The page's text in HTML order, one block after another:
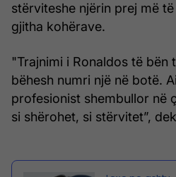
stërviteshe njërin prej më
gjitha kohërave.
"Trajnimi i Ronaldos të bën
bëhesh numri një në botë.
profesionist shembullor në
si shërohet, si stërvitet”,